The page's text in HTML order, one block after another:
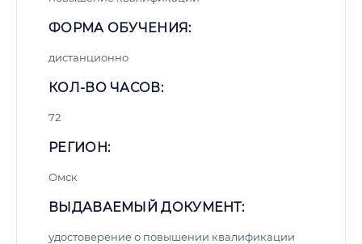
ФОРМА ОБУЧЕНИЯ:
дистанционно
КОЛ-ВО ЧАСОВ:
72
РЕГИОН:
Омск
ВЫДАВАЕМЫЙ ДОКУМЕНТ:
удостоверение о повышении квалификации